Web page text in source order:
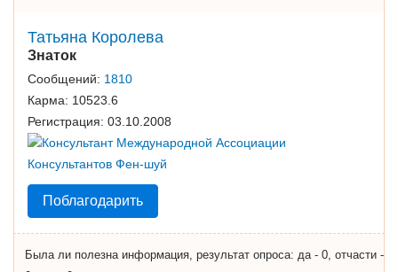
Татьяна Королева
Знаток
Сообщений: 1810
Карма: 10523.6
Регистрация: 03.10.2008
Поблагодарить
Была ли полезна информация, результат опроса: да - 0, отчасти -